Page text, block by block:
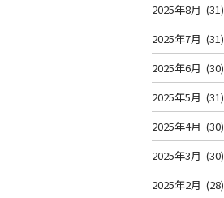
2025年8月 (31)
2025年7月 (31)
2025年6月 (30)
2025年5月 (31)
2025年4月 (30)
2025年3月 (30)
2025年2月 (28)